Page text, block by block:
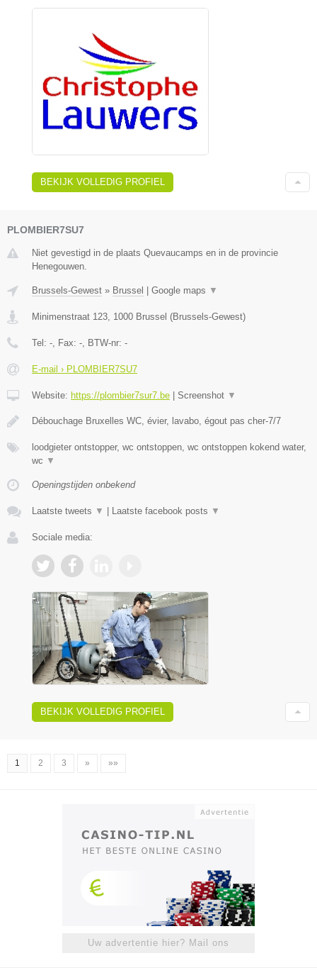
BEKIJK VOLLEDIG PROFIEL
PLOMBIER7SU7
Niet gevestigd in de plaats Quevaucamps en in de provincie
Henegouwen.
Brussels-Gewest » Brussel Google maps ▼
Minimenstraat 123 1000 Brussel (Brussels-Gewest)
Tel: - , Fax: - , BTW-nr: -
E-mail › PLOMBIER7SU7
Website: https://plombier7sur7.be Screenshot ▼
Débouchage Bruxelles WC, évier, lavabo, égout pas cher-7/7
loodgieter ontstopper, wc ontstoppen, wc ontstoppen kokend water,
wc ▼
Openingstijden onbekend
Laatste tweets ▼ Laatste facebook posts ▼
Sociale media:
BEKIJK VOLLEDIG PROFIEL
1 2 3 » »»
Uw advertentie hier? Mail ons